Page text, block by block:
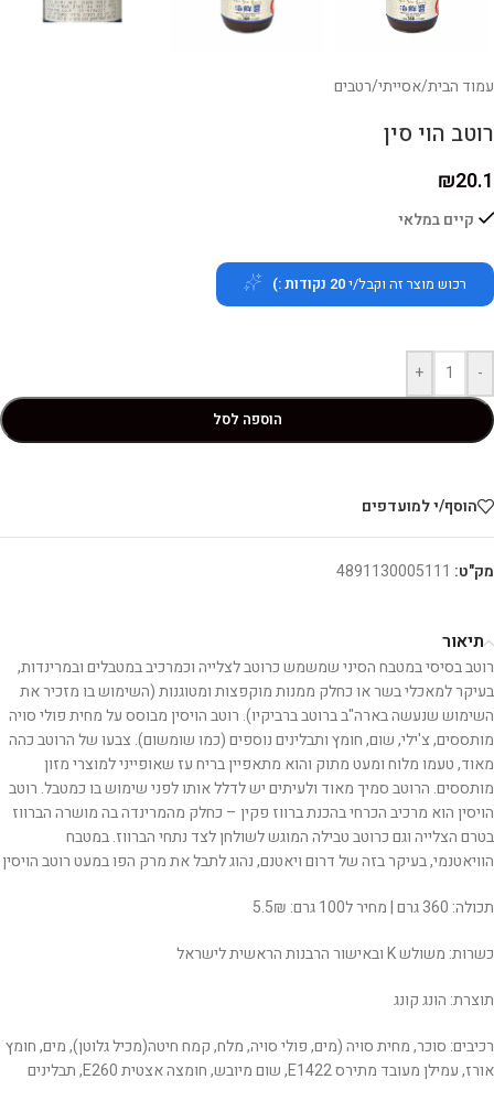
עמוד הבית/אסייתי/רטבים
רוטב הוי סין
₪20.1
קיים במלאי
רכוש מוצר זה וקבל/י20 נקודות :)
-
+
הוספה לסל
הוסף/י למועדפים
מק"ט: 4891130005111
תיאור
רוטב בסיסי במטבח הסיני שמשמש כרוטב לצלייה וכמרכיב במטבלים ובמרינדות,
בעיקר למאכלי בשר או כחלק ממנות מוקפצות ומטוגנות (השימוש בו מזכיר את
השימוש שנעשה בארה"ב ברוטב ברביקיו). רוטב הויסין מבוסס על מחית פולי סויה
מותססים, צ'ילי, שום, חומץ ותבלינים נוספים (כמו שומשום). צבעו של הרוטב כהה
מאוד, טעמו מלוח ומעט מתוק והוא מתאפיין בריח עז שאופייני למוצרי מזון
מותססים. הרוטב סמיך מאוד ולעיתים יש לדלל אותו לפני שימוש בו כמטבל. רוטב
הויסין הוא מרכיב הכרחי בהכנת ברווז פקין – כחלק מהמרינדה בה מושרה הברווז
בטרם הצלייה וגם כרוטב טבילה המוגש לשולחן לצד נתחי הברווז. במטבח
הוויאטנמי, בעיקר בזה של דרום ויאטנם, נהוג לתבל את מרק הפו במעט רוטב הויסין
תכולה: 360 גרם | מחיר ל100 גרם: 5.5₪
כשרות: משולש K ובאישור הרבנות הראשית לישראל
תוצרת: הונג קונג
רכיבים: סוכר, מחית סויה (מים, פולי סויה, מלח, קמח חיטה(מכיל גלוטן), מים, חומץ
אורז, עמילן מעובד מתירס E1422, שום מיובש, חומצה אצטית E260, תבלינים